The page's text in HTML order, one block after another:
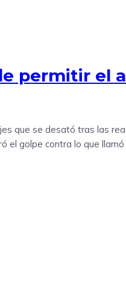
permitir el
que se desató tras las
el golpe contra lo que llamó